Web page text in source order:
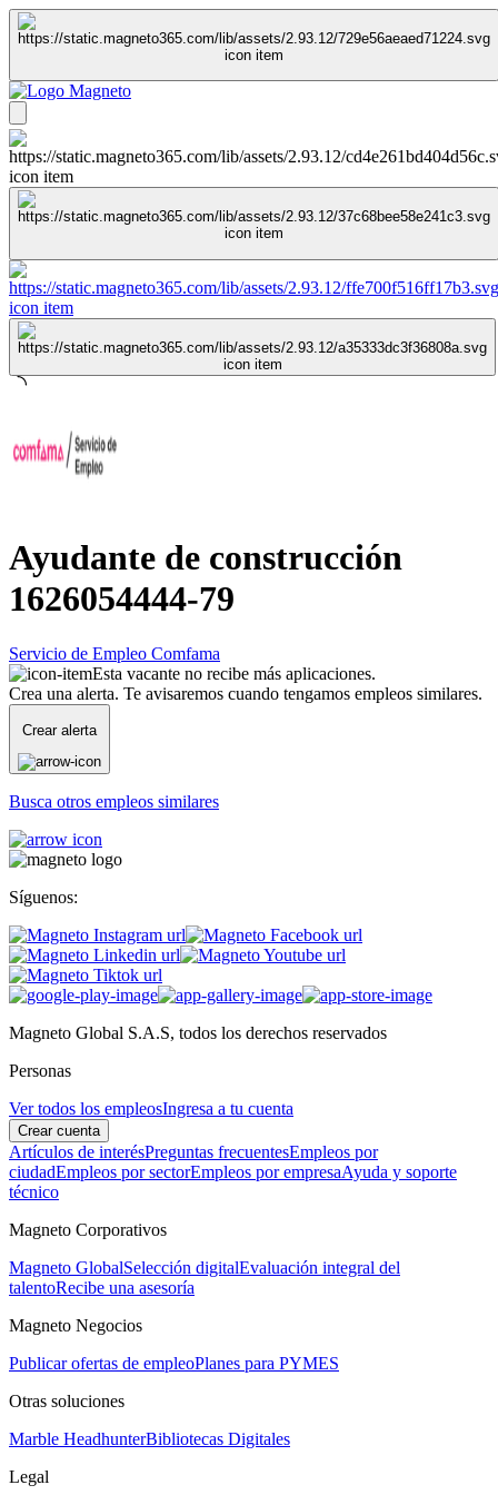
Ayudante de construcción
1626054444-79
Servicio de Empleo Comfama
Esta vacante no recibe más aplicaciones.
Crea una alerta. Te avisaremos cuando tengamos empleos similares.
Crear alerta
Busca otros empleos similares
Síguenos:
Magneto Global S.A.S, todos los derechos reservados
Personas
Ver todos los empleosIngresa a tu cuenta
Crear cuenta
Artículos de interésPreguntas frecuentesEmpleos por
ciudadEmpleos por sectorEmpleos por empresaAyuda y soporte
técnico
Magneto Corporativos
Magneto GlobalSelección digitalEvaluación integral del
talentoRecibe una asesoría
Magneto Negocios
Publicar ofertas de empleoPlanes para PYMES
Otras soluciones
Marble HeadhunterBibliotecas Digitales
Legal